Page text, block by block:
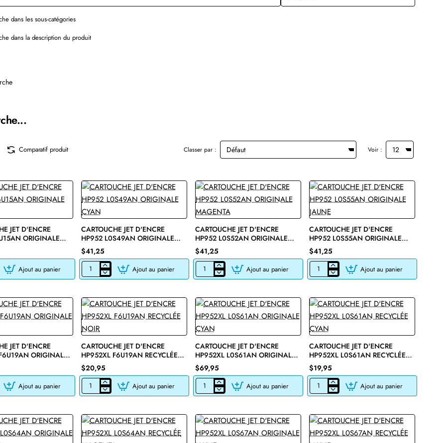
dans les sous-catégories
dans la description du produit
Comparatif produit Classer par : Voir :
JET D'ENCRE
ORIGINALE
Ajout au panier
CARTOUCHE JET D'ENCRE
HP952 L0S49AN ORIGINALE
CYAN
$41,25
CARTOUCHE
JET
HP952
L0S49AN
ORIGINALE
CYAN
Ajout au panier
CARTOUCHE JET D'ENCRE
HP952 L0S52AN ORIGINALE
MAGENTA
$41,25
CARTOUCHE
JET
HP952
L0S52AN
ORIGINALE
MAGENTA
Ajout au panier
CARTOUCHE JET D'ENCRE
HP952 L0S55AN ORIGINALE
JAUNE
$41,25
CARTOUCHE
JET
HP952
L0S55AN
ORIGINALE
JAUNE
Ajout au panier
JET D'ENCRE
ORIGINALE
Ajout au panier
CARTOUCHE JET D'ENCRE
HP952XL F6U19AN RECYCLÉE
NOIR
$20,95
CARTOUCHE
JET
HP952XL
F6U19AN
RECYCLÉE
NOIR
Ajout au panier
CARTOUCHE JET D'ENCRE
HP952XL L0S61AN ORIGINALE
CYAN
$69,95
CARTOUCHE
JET
HP952XL
L0S61AN
ORIGINALE
CYAN
Ajout au panier
CARTOUCHE JET D'ENCRE
HP952XL L0S61AN RECYCLÉE
CYAN
$19,95
CARTOUCHE
JET
HP952XL
L0S61AN
RECYCLÉE
CYAN
Ajout au panier